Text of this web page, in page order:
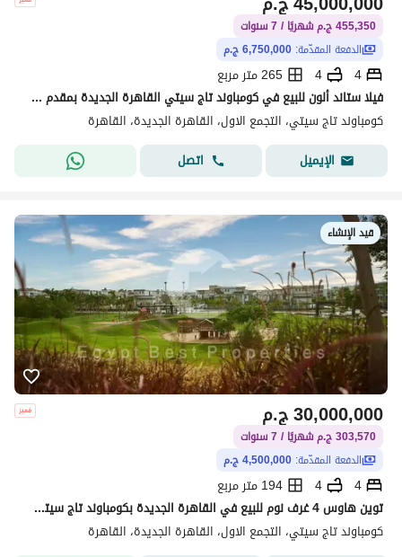
455,350 ج.م شهريًا / 7 سنوات
الدفعة المقدّمة: 6,750,000 ج.م
4
4
265 متر مربع
فيلا ستاند ألون للبيع في كومباوند تاج سيتي القاهرة الجديدة بمقدم 15% استلام فوري
كومباوند تاج سيتي، التجمع الاول، القاهرة الجديدة، القاهرة
الإيميل
اتصل
قيد الإنشاء
ج.م30,000,000
303,570 ج.م شهريًا / 7 سنوات
الدفعة المقدّمة: 4,500,000 ج.م
4
4
194 متر مربع
توين هاوس 4 غرف نوم للبيع في القاهرة الجديدة بكومباوند تاج سيتي استلام قريب قسط علي 7 سنين والسعر لقطة
كومباوند تاج سيتي، التجمع الاول، القاهرة الجديدة، القاهرة